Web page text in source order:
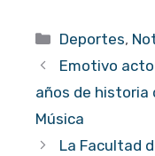
Categorías
Deportes,
Emotivo
años de historia
Música
La Facultad